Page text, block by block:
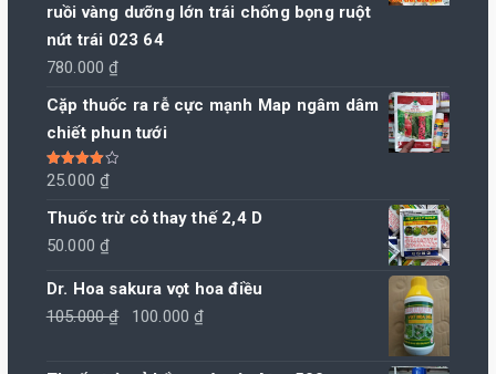
ruồi vàng dưỡng lớn trái chống bọng ruột
nứt trái 023 64
780.000₫
Cặp thuốc ra rễ cực mạnh Map ngâm dâm
chiết phun tưới
Được xếp
hạng 4.00
25.000₫
Thuốc trừ cỏ thay thế 2,4 D
50.000₫
Dr. Hoa sakura vọt hoa điều
105.000₫
Giá
100.000₫